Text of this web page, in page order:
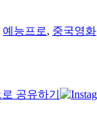
예능프로, 중국영화